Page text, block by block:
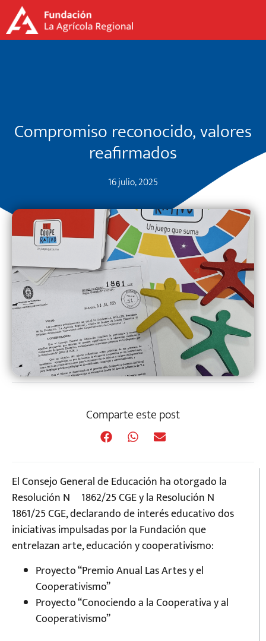
Compromiso reconocido, valores
reafirmados
16 julio, 2025
Comparte este post
El Consejo General de Educación ha otorgado la
Resolución Nº 1862/25 CGE y la Resolución Nº
1861/25 CGE, declarando de interés educativo dos
iniciativas impulsadas por la Fundación que
entrelazan arte, educación y cooperativismo:
Proyecto “Premio Anual Las Artes y el
Cooperativismo”
Proyecto “Conociendo a la Cooperativa y al
Cooperativismo”